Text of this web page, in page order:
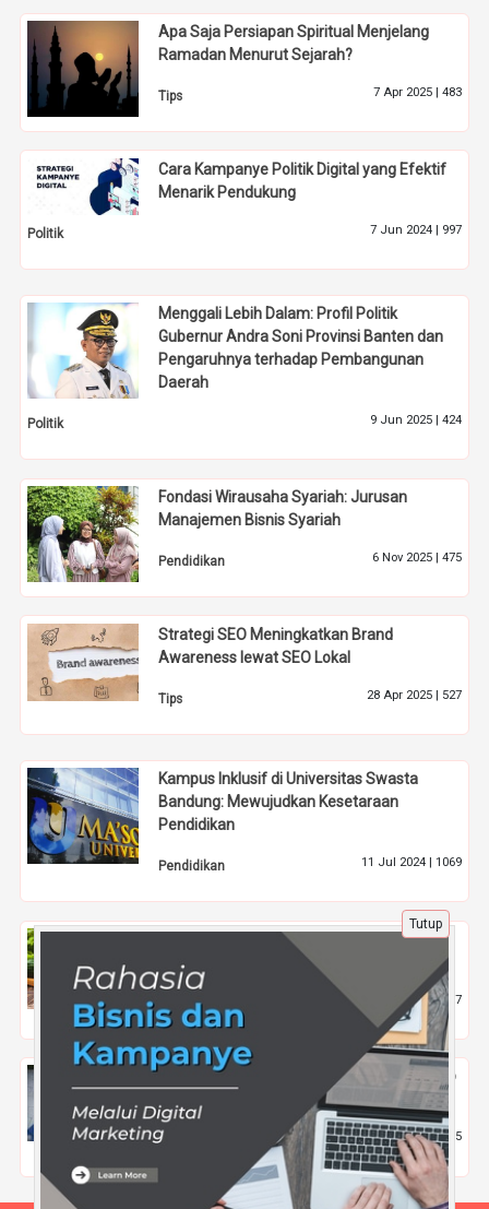
Apa Saja Persiapan Spiritual Menjelang
Ramadan Menurut Sejarah?
Tips 7 Apr 2025 | 483
Cara Kampanye Politik Digital yang Efektif
Menarik Pendukung
Politik 7 Jun 2024 | 997
Menggali Lebih Dalam: Profil Politik
Gubernur Andra Soni Provinsi Banten dan
Pengaruhnya terhadap Pembangunan
Daerah
Politik 9 Jun 2025 | 424
Fondasi Wirausaha Syariah: Jurusan
Manajemen Bisnis Syariah
Pendidikan 6 Nov 2025 | 475
Strategi SEO Meningkatkan Brand
Awareness lewat SEO Lokal
Tips 28 Apr 2025 | 527
Kampus Inklusif di Universitas Swasta
Bandung: Mewujudkan Kesetaraan
Pendidikan
Pendidikan 11 Jul 2024 | 1069
Bisnis Franchise Makanan Unik dengan
Menu Lokal Rasa Internasional
Kuliner 15 Apr 2025 |577
Kombinasi Bumbu Tradisional dalam Resep
Kuliner 4 Jul 2024 |795
Tutup